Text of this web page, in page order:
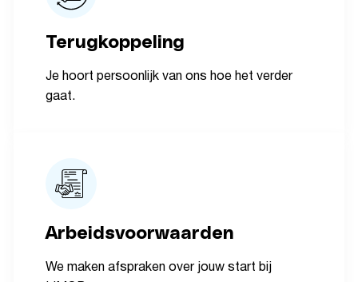
Terugkoppeling
Je hoort persoonlijk van ons hoe het verder
gaat.
Arbeidsvoorwaarden
We maken afspraken over jouw start bij